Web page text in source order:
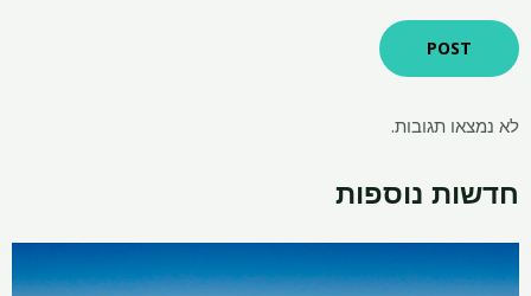
לא נמצאו תגובות.
חדשות נוספות